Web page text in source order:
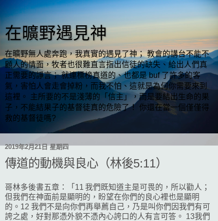
在曠野遇見神
在曠野無人處奔跑，我真實的遇見了神； 教會的講台不能不
顧人的情面，牧者也很難直言指出信徒的缺失、給出人們真
正需要的諍言； 就連標榜真道的、也都是 buf 了許多的客
氣，害怕人會走會掉粉，而我不怕、這就是為何你需要來到
這裡。 主所要的不是淺薄的「信主」，而是要結出生命的果
子，不能結果子的基督徒真的危險了！ 你還在當一個僅僅得
救的基督徒嗎?
2019年2月21日 星期四
傳道的動機與良心（林後5:11）
哥林多後書五章：「11 我們既知道主是可畏的，所以勸人；
但我們在神面前是顯明的，盼望在你們的良心裡也是顯明
的。12 我們不是向你們再舉薦自己，乃是叫你們因我們有可
誇之處，好對那憑外貌不憑內心誇口的人有言可答。 13我們